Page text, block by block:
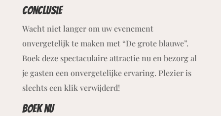
Conclusie
Wacht niet langer om uw evenement
onvergetelijk te maken met “De grote blauwe”.
Boek deze spectaculaire attractie nu en bezorg al
je gasten een onvergetelijke ervaring. Plezier is
slechts een klik verwijderd!
Boek nu